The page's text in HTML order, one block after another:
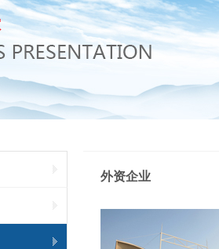
外资企业